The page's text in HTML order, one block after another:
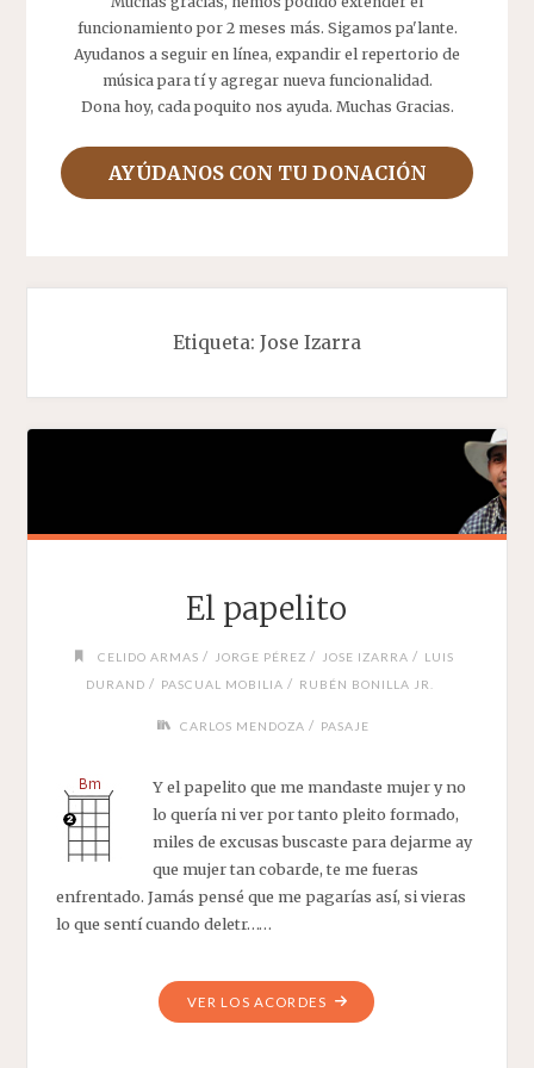
funcionamiento por 2 meses más. Sigamos pa'lante.
Ayudanos a seguir en línea, expandir el repertorio de
música para tí y agregar nueva funcionalidad.
Dona hoy, cada poquito nos ayuda. Muchas Gracias.
AYÚDANOS CON TU DONACIÓN
Etiqueta: Jose Izarra
El papelito
CELIDO ARMAS / JORGE PÉREZ / JOSE IZARRA / LUIS
DURAND / PASCUAL MOBILIA / RUBÉN BONILLA JR.
CARLOS MENDOZA / PASAJE
Y el papelito que me mandaste mujer y no
lo quería ni ver por tanto pleito formado,
miles de excusas buscaste para dejarme ay
que mujer tan cobarde, te me fueras
enfrentado. Jamás pensé que me pagarías así, si vieras
lo que sentí cuando deletr……
VER LOS ACORDES"EL